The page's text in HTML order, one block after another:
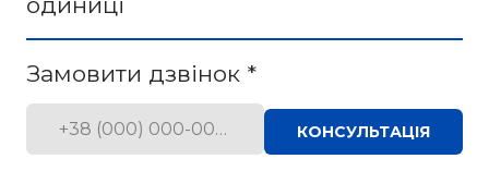
Замовити дзвінок *
КОНСУЛЬТАЦІЯ